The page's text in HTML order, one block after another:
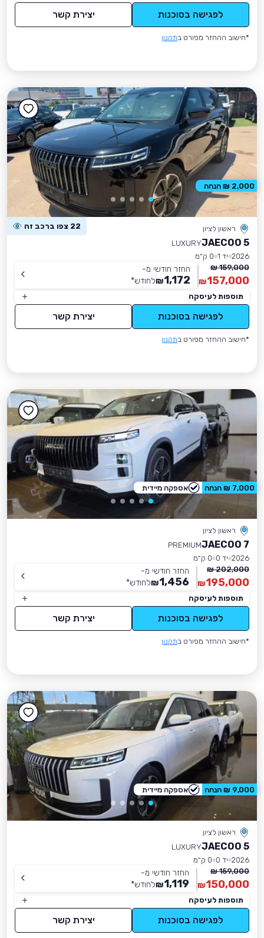
לפגישה בסוכנות יצירת קשר
*חישוב ההחזר מפורט בתקנון
ראשון לציון 22 צפו ברכב זה
JAECOO 5
LUXURY
2026 יד 1
0 ק״מ
159,000 ₪
157,000
₪
החזר חודשי מ-
1,172
₪לחודש*
תוספות לעיסקה
לפגישה בסוכנות יצירת קשר
*חישוב ההחזר מפורט בתקנון
2,000 ₪ הנחה
ראשון לציון
JAECOO 7
PREMIUM
2026 יד 0
0 ק״מ
202,000 ₪
195,000
₪
החזר חודשי מ-
1,456
₪לחודש*
תוספות לעיסקה
לפגישה בסוכנות יצירת קשר
*חישוב ההחזר מפורט בתקנון
7,000 ₪ הנחה אספקה מיידית
ראשון לציון
JAECOO 5
LUXURY
2026 יד 0
0 ק״מ
159,000 ₪
150,000
₪
החזר חודשי מ-
1,119
₪לחודש*
תוספות לעיסקה
לפגישה בסוכנות יצירת קשר
9,000 ₪ הנחה אספקה מיידית